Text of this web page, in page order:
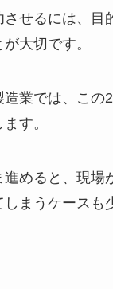
せるには、目
大切です。
業では、この
す。
進めると、現場
まうケースも